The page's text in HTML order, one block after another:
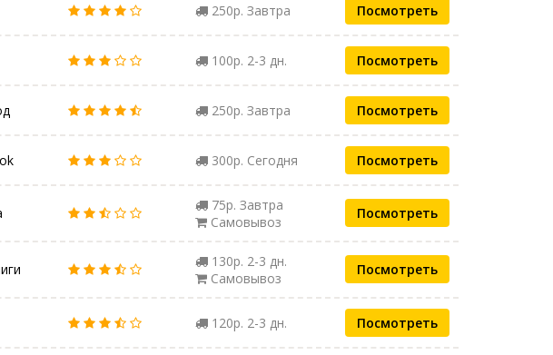
250р. Завтра Посмотреть
100р. 2-3 дн. Посмотреть
250р. Завтра Посмотреть
300р. Сегодня Посмотреть
75р. Завтра
Самовывоз
Посмотреть
130р. 2-3 дн.
Самовывоз
Посмотреть
120р. 2-3 дн. Посмотреть